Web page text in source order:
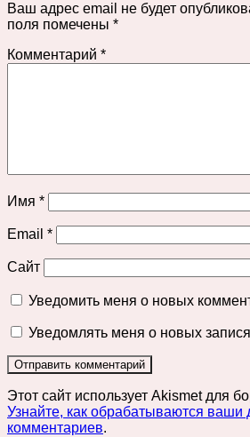
Ваш адрес email не будет
поля помечены *
Комментарий *
Имя *
Email *
Сайт
Уведомить меня о новых
Уведомлять меня о новых
Этот сайт использует Akismet для
Узнайте, как обрабатываются ваши
комментариев.